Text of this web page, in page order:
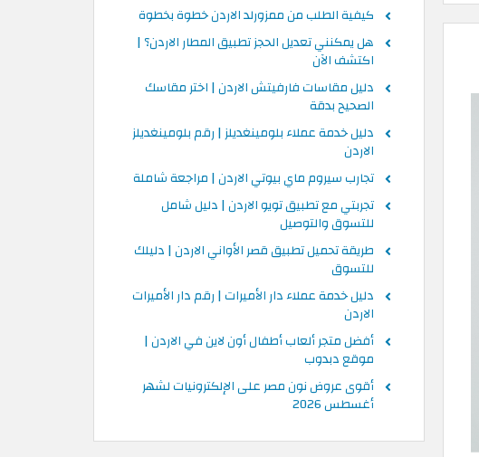
كيفية الطلب من ممزورلد الاردن خطوة بخطوة
هل يمكنني تعديل الحجز تطبيق المطار الاردن؟ |
اكتشف الآن
دليل مقاسات فارفيتش الاردن | اختر مقاسك
الصحيح بدقة
دليل خدمة عملاء بلومينغديلز | رقم بلومينغديلز
الاردن
تجارب سيروم ماي بيوتي الاردن | مراجعة شاملة
تجربتي مع تطبيق تويو الاردن | دليل شامل
للتسوق والتوصيل
طريقة تحميل تطبيق قصر الأواني الاردن | دليلك
للتسوق
دليل خدمة عملاء دار الأميرات | رقم دار الأميرات
الاردن
أفضل متجر ألعاب أطفال أون لاين في الاردن |
موقع دبدوب
أقوى عروض نون مصر على الإلكترونيات لشهر
أغسطس 2026